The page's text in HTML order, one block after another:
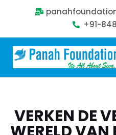
+91-
VERKEN DE